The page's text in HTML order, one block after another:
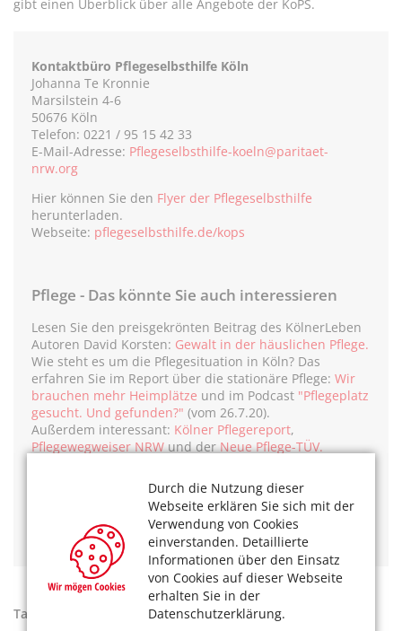
Durch die Nutzung dieser
Webseite erklären Sie sich mit der
Verwendung von Cookies
einverstanden. Detaillierte
Informationen über den Einsatz
von Cookies auf dieser Webseite
erhalten Sie in der
Datenschutzerklärung.
gibt einen Überblick über alle Angebote der KoPS.
Kontaktbüro Pflegeselbsthilfe Köln
Johanna Te Kronnie
Marsilstein 4-6
50676 Köln
Telefon: 0221 / 95 15 42 33
E-Mail-Adresse: Pflegeselbsthilfe-koeln@paritaet-
nrw.org
Hier können Sie den Flyer der Pflegeselbsthilfe
herunterladen.
Webseite: pflegeselbsthilfe.de/kops
Pflege - Das könnte Sie auch interessieren
Lesen Sie den preisgekrönten Beitrag des KölnerLeben
Autoren David Korsten: Gewalt in der häuslichen Pflege.
Wie steht es um die Pflegesituation in Köln? Das
erfahren Sie im Report über die stationäre Pflege: Wir
brauchen mehr Heimplätze und im Podcast "Pflegeplatz
gesucht. Und gefunden?" (vom 26.7.20).
Außerdem interessant: Kölner Pflegereport,
Pflegewegweiser NRWund derNeue Pflege-TÜV.
den Medien-Empfehlungen der Redaktion:
beispielsweise in der App:Heimfinder fürs
. Oder lesen Sie mehr über das Buch
Pflegegespräche richtig führen.
Tags: Hilfen und Beratung für Senioren , Pflege in Köln